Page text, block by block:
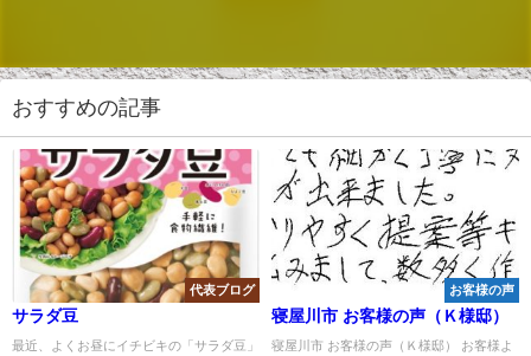
おすすめの記事
代表ブログ
サラダ豆
最近、よくお昼にイチビキの「サラダ豆」
お客様の声
寝屋川市 お客様の声（Ｋ様邸）
寝屋川市 お客様の声（Ｋ様邸） お客様よ